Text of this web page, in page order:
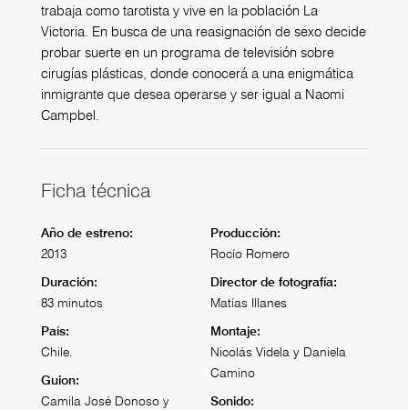
trabaja como tarotista y vive en la población La
Victoria. En busca de una reasignación de sexo decide
probar suerte en un programa de televisión sobre
cirugías plásticas, donde conocerá a una enigmática
inmigrante que desea operarse y ser igual a Naomi
Campbel.
Ficha técnica
Año de estreno:
2013
Duración:
83 minutos
País:
Chile.
Guion:
Camila José Donoso y
Producción:
Rocío Romero
Director de fotografía:
Matías Illanes
Montaje:
Nicolás Videla y Daniela
Camino
Sonido: